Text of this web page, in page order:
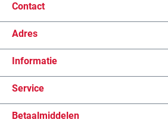
Contact
Adres
Informatie
Service
Betaalmiddelen